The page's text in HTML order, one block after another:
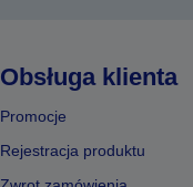
Obsługa klienta
Promocje
Rejestracja produktu